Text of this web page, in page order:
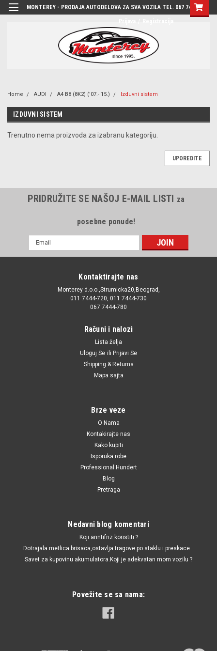
MONTEREY - PRODAJA AUTODELOVA ZA SVA VOZILA TEL. 067 7444-780
Home AUDI A4 B8 (8K2) ('07.-'15.) Izduvni sistem
IZDUVNI SISTEM
Trenutno nema proizvoda za izabranu kategoriju.
UPOREDITE
PRIDRUŽITE SE NAŠOJ E-MAIL LISTI za
posebne ponude!
mail
Kontaktirajte nas
Monterey d.o.o.,Strumicka20,Beograd,
011 7444-720, 011 7444-730
067 7444-780
Računi i nalozi
Lista želja
Uloguj Se ili Prijavi Se
Shipping & Returns
Mapa sajta
Brze veze
O Nama
Kontakirajte nas
Kako kupiti
Isporuka robe
Professional Hundert
Blog
Pretraga
Nedavni blog komentari
Koji anntifriz koristiti ?
Dotrajala metlica brisaca,ostavlja tragove po staklu i preskace...
Savet za kupovinu akumulatora.Koji je adekvatan mom vozilu ?
Povežite se sa nama: